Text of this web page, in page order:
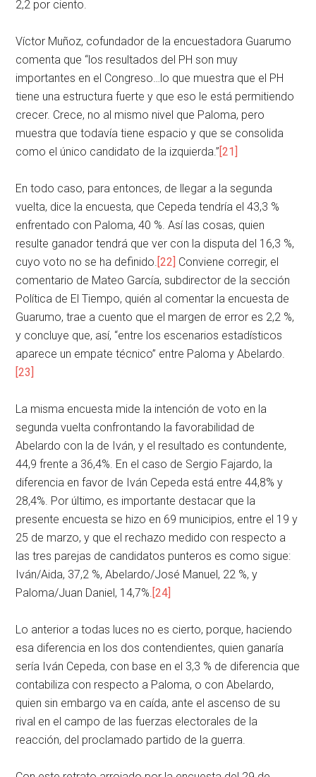
2,2 por ciento.
Víctor Muñoz, cofundador de la encuestadora Guarumo
comenta que “los resultados del PH son muy
importantes en el Congreso…lo que muestra que el PH
tiene una estructura fuerte y que eso le está permitiendo
crecer. Crece, no al mismo nivel que Paloma, pero
muestra que todavía tiene espacio y que se consolida
como el único candidato de la izquierda.”[21]
En todo caso, para entonces, de llegar a la segunda
vuelta, dice la encuesta, que Cepeda tendría el 43,3 %
enfrentado con Paloma, 40 %. Así las cosas, quien
resulte ganador tendrá que ver con la disputa del 16,3 %,
cuyo voto no se ha definido.[22] Conviene corregir, el
comentario de Mateo García, subdirector de la sección
Política de El Tiempo, quién al comentar la encuesta de
Guarumo, trae a cuento que el margen de error es 2,2 %,
y concluye que, así, “entre los escenarios estadísticos
aparece un empate técnico” entre Paloma y Abelardo.
[23]
La misma encuesta mide la intención de voto en la
segunda vuelta confrontando la favorabilidad de
Abelardo con la de Iván, y el resultado es contundente,
44,9 frente a 36,4%. En el caso de Sergio Fajardo, la
diferencia en favor de Iván Cepeda está entre 44,8% y
28,4%. Por último, es importante destacar que la
presente encuesta se hizo en 69 municipios, entre el 19 y
25 de marzo, y que el rechazo medido con respecto a
las tres parejas de candidatos punteros es como sigue:
Iván/Aida, 37,2 %, Abelardo/José Manuel, 22 %, y
Paloma/Juan Daniel, 14,7%.[24]
Lo anterior a todas luces no es cierto, porque, haciendo
esa diferencia en los dos contendientes, quien ganaría
sería Iván Cepeda, con base en el 3,3 % de diferencia que
contabiliza con respecto a Paloma, o con Abelardo,
quien sin embargo va en caída, ante el ascenso de su
rival en el campo de las fuerzas electorales de la
reacción, del proclamado partido de la guerra.